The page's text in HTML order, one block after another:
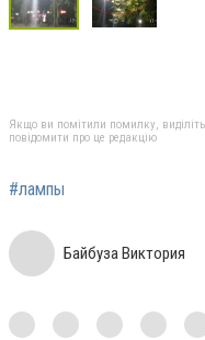
Якщо ви помітили помилку,
повідомити про це редакцію
#лампы
Байбуза Виктория